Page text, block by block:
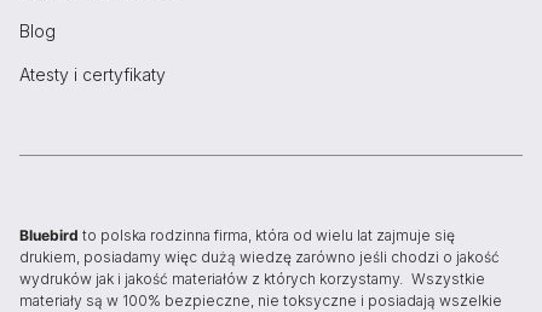
Blog
Atesty i certyfikaty
Bluebird to polska rodzinna firma, która od wielu lat zajmuje się
drukiem, posiadamy więc dużą wiedzę zarówno jeśli chodzi o jakość
wydruków jak i jakość materiałów z których korzystamy. Wszystkie
materiały są w 100% bezpieczne, nie toksyczne i posiadają wszelkie